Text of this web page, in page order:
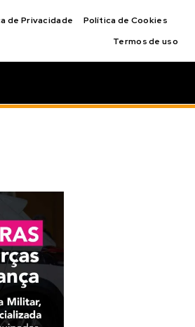
de Privacidade
Política de Cookies
Termos de uso